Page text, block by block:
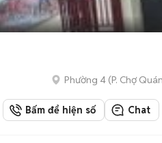
Phường 4 (P. Chợ
Bấm để hiện số Chat